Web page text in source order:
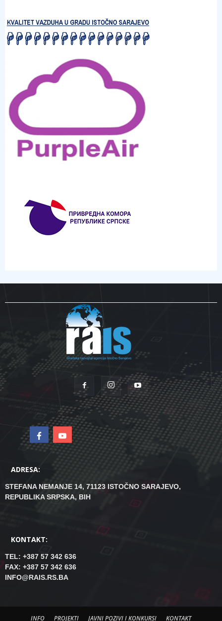
ADRESA:
STEFANA NEMANJE 14, 71123 ISTOČNO SARAJEVO,
REPUBLIKA SRPSKA, BIH
KONTAKT:
TEL: +387 57 342 636
FAX: +387 57 342 636
INFO@RAIS.RS.BA
INFO PROJEKTI JAVNI POZIVI I KONKURSI KONTAKT